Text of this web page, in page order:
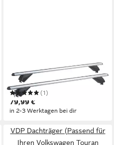
Dachträger
(1)
79,99 €
in 2-3 Werktagen bei dir
VDP Dachträger (Passend für
Ihren Volkswagen Touran